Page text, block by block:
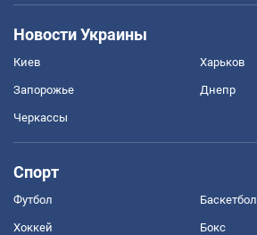
Новости Украины
Киев Харьков
Запорожье Днепр
Черкассы
Спорт
Футбол Баскетбол
Хоккей Бокс